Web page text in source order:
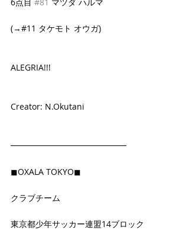
(→#11 タケモト オウガ)
ALEGRIA!!!
Creator: N.Okutani
━━━━━━━━━━━━━━
◼OXALA TOKYO◼
クラブチーム
東京都少年サッカー連盟14ブロック